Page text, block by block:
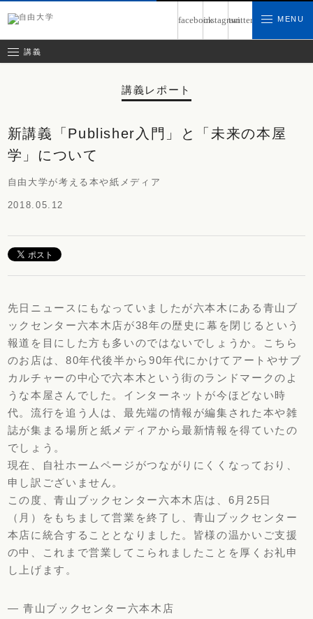
お問い合わせfacebookinstagramtwitter MENU
講義
講義レポート
新講義「Publisher入門」と「未来の本屋
学」について
自由大学が考える本や紙メディア
2018.05.12
先日ニュースにもなっていましたが六本木にある青山ブ
ックセンター六本木店が38年の歴史に幕を閉じるという
報道を目にした方も多いのではないでしょうか。こちら
のお店は、80年代後半から90年代にかけてアートやサブ
カルチャーの中心で六本木という街のランドマークのよ
うな本屋さんでした。インターネットが今ほどない時
代。流行を追う人は、最先端の情報が編集された本や雑
誌が集まる場所と紙メディアから最新情報を得ていたの
でしょう。
現在、自社ホームページがつながりにくくなっており、
申し訳ございません。
この度、青山ブックセンター六本木店は、6月25日
（月）をもちまして営業を終了し、青山ブックセンター
本店に統合することとなりました。皆様の温かいご支援
の中、これまで営業してこられましたことを厚くお礼申
し上げます。
— 青山ブックセンター六本木店